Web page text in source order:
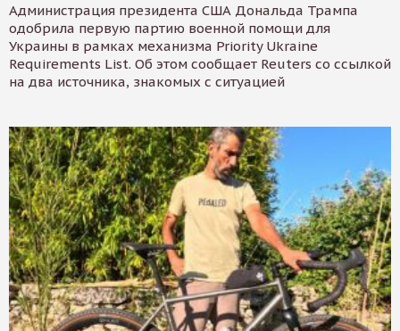
Администрация президента США Дональда Трампа
одобрила первую партию военной помощи для
Украины в рамках механизма Priority Ukraine
Requirements List. Об этом сообщает Reuters со ссылкой
на два источника, знакомых с ситуацией